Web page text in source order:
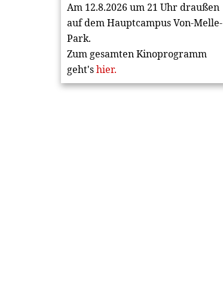
Am 12.8.2026 um 21 Uhr draußen
auf dem Hauptcampus Von-Melle-
Park.
Zum gesamten Kinoprogramm
geht'shier.